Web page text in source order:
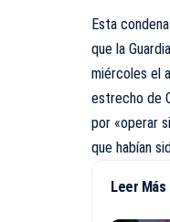
Esta
que la
miércoles el
estrecho de
por «operar
que habían
Leer Más